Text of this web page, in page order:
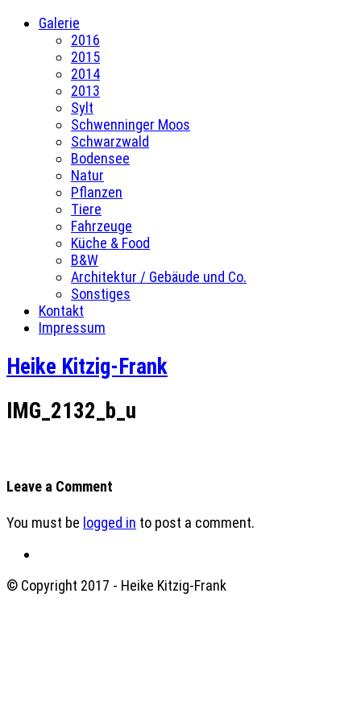
Galerie
2016
2015
2014
2013
Sylt
Schwenninger Moos
Schwarzwald
Bodensee
Natur
Pflanzen
Tiere
Fahrzeuge
Küche & Food
B&W
Architektur / Gebäude und Co.
Sonstiges
Kontakt
Impressum
Heike Kitzig-Frank
IMG_2132_b_u
Leave a Comment
You must be logged in to post a comment.
© Copyright 2017 - Heike Kitzig-Frank